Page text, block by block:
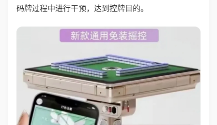
码牌过程中进行干预，达到控牌目的。